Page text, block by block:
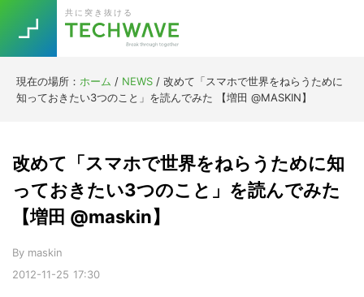
primary
navigation
main
content
primary
sidebar
footer
共に突き抜ける
現在の場所： ホーム / NEWS / 改めて「スマホで世界をねらうために
知っておきたい3つのこと」を読んでみた 【増田 @MASKIN】
2012-11-25 17:30
改めて「スマホで世界をねらうために知
っておきたい3つのこと」を読んでみた
【増田 @maskin】
By maskin
SEARCH
こ
の
サ
を
検
る
TOPICS
RE:LIFE
[Startup]
Trend 今話題の注目キーワード
5G Asana テレワーク
ニューノーマル